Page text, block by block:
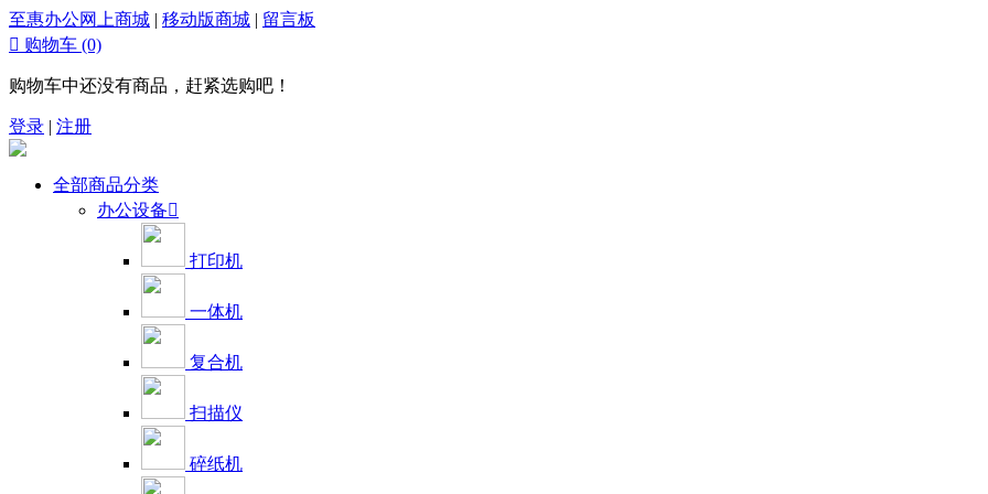
至惠办公网上商城 | 移动版商城 | 留言板
 购物车 (0)
购物车中还没有商品，赶紧选购吧！
登录 | 注册
全部商品分类
办公设备
打印机
一体机
复合机
扫描仪
碎纸机